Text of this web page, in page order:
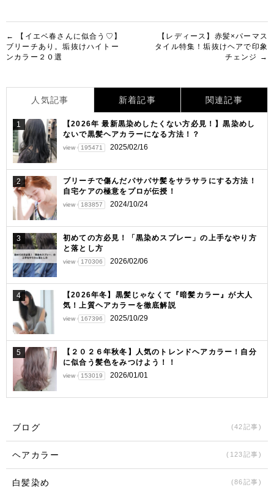
投
稿
ー
シ
ョ
ン
← 【イエベ春さんに似合う♡】
ブリーチあり。垢抜けハイトー
ンカラー２０選
【レディース】赤髪×パーマス
タイル特集！垢抜けヘアで印象
チェンジ →
人気記事 新着記事 関連記事
1
【2026年 最新黒染めしたくない方必見！】黒染めし
ないで黒髪ヘアカラーになる方法！？
view 195471 2025/02/16
2
ブリーチで傷んだパサパサ髪をサラサラにする方法！
自宅ケアの極意をプロが伝授！
view 183857 2024/10/24
3
初めての方必見！「黒染めスプレー」の上手なやり方
と落とし方
view 170306 2026/02/06
4
【2026年冬】黒髪じゃなくて『暗髪カラー』が大人
気！上質ヘアカラーを徹底解説
view 167396 2025/10/29
5
【２０２６年秋冬】人気のトレンドヘアカラー！自分
に似合う髪色をみつけよう！！
view 153019 2026/01/01
ブログ (42記事)
ヘアカラー (123記事)
白髪染め (86記事)